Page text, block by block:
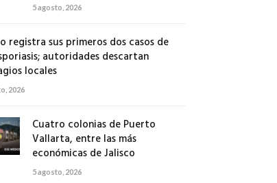
5 agosto, 2026
registra sus primeros dos casos de
autoridades descartan
locales
2026
Cuatro colonias de Puerto
Vallarta, entre las más
económicas de Jalisco
5 agosto, 2026